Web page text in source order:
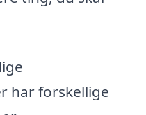
har forskellige